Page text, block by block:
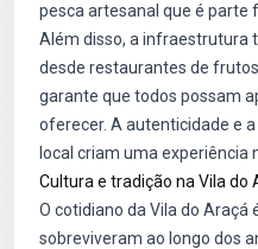
pesca artesanal que é parte
Além disso, a infraestrutura
desde restaurantes de
garante que todos possam
oferecer. A autenticidade e
local criam uma experiência
Cultura e tradição na Vila do
O cotidiano da Vila do Araçá
sobreviveram ao longo dos